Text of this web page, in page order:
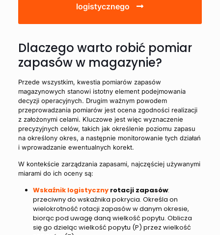
logistycznego
Dlaczego warto robić pomiar
zapasów w magazynie?
Przede wszystkim, kwestia pomiarów zapasów
magazynowych stanowi istotny element podejmowania
decyzji operacyjnych. Drugim ważnym powodem
przeprowadzania pomiarów jest ocena zgodności realizacji
z założonymi celami. Kluczowe jest więc wyznaczenie
precyzyjnych celów, takich jak określenie poziomu zapasu
na określony okres, a następnie monitorowanie tych działań
i wprowadzanie ewentualnych korekt.
W kontekście zarządzania zapasami, najczęściej używanymi
miarami do ich oceny są:
Wskaźnik logistycznyrotacji zapasów:
przeciwny do wskaźnika pokrycia. Określa on
wielokrotność rotacji zapasów w danym okresie,
biorąc pod uwagę daną wielkość popytu. Oblicza
się go dzieląc wielkość popytu (P) przez wielkość